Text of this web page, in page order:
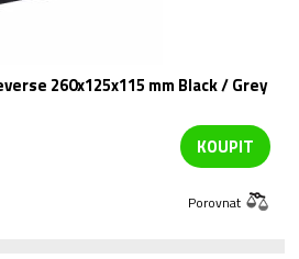
260x125x115 mm Black / Grey
KOUPIT
Porovnat